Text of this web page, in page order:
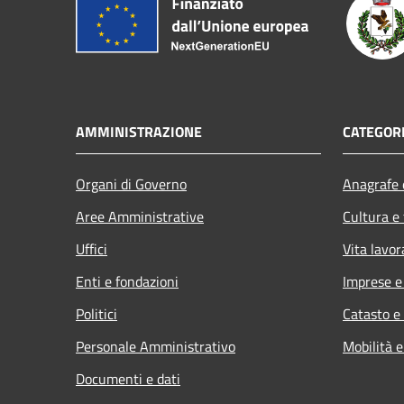
AMMINISTRAZIONE
Organi di Governo
Aree Amministrative
Uffici
Enti e fondazioni
Politici
Personale Amministrativo
Documenti e dati
Cultura
Vita
Imprese
Catasto
Mobilità